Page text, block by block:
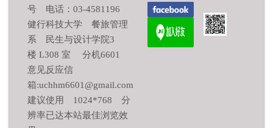
号 电话：03-4581196
健行科技大学 餐旅管理
系 民生与设计学院3
楼 L308 室 分机6601
意见反应信
箱:uchhm6601@gmail.com
建议使用 1024*768 分
辨率已达本站最佳浏览效